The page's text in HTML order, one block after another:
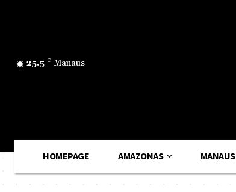
25.5 C Manaus
HOMEPAGE AMAZONAS MANAUS